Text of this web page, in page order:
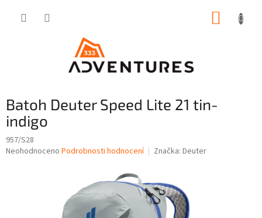
Batoh Deuter Speed Lite 21 tin-
indigo
957/S28
Průměrné
Neohodnoceno Podrobnosti hodnocení Značka: Deuter